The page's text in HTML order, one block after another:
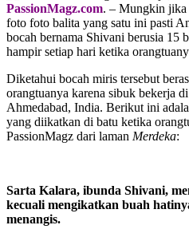
PassionMagz.com. – Mungkin jika
foto foto balita yang satu ini pasti
bocah bernama Shivani berusia 15
hampir setiap hari ketika
Diketahui bocah miris tersebut
orangtuanya karena sibuk bekerja
Ahmedabad, India. Berikut ini
yang diikatkan di batu ketika
PassionMagz dari laman Merdeka:
Sarta Kalara, ibunda Shivani,
kecuali mengikatkan buah
menangis.